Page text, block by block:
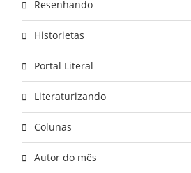
Resenhando
Historietas
Portal Literal
Literaturizando
Colunas
Autor do mês